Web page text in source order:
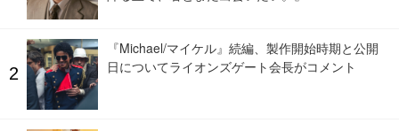
『Michael/マイケル』続編、製作開始時期と公開
日についてライオンズゲート会長がコメント